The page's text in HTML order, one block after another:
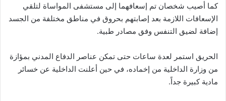
كما أصيب شخصان تم إسعافهما إلى مستشفى المواساة لتلقي
الإسعافات اللازمة بعد إصابتهم بحروق في مناطق مختلفة من الجسد
إضافة لضيق التنفس وفق مصادر طبية.
الحريق استمر لعدة ساعات حتى تمكن عناصر الدفاع المدني بمؤازة
من وزارة الداخلية من إخماده، في حين أعلنت الداخلية عن خسائر
مادية كبيرة جداً.